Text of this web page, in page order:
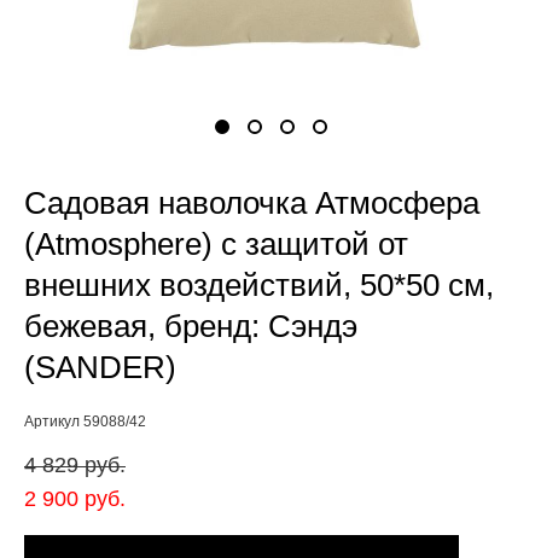
Садовая наволочка Атмосфера
(Atmosphere) с защитой от
внешних воздействий, 50*50 cм,
бежевая, бренд: Сэндэ
(SANDER)
Артикул 59088/42
4 829 pуб.
2 900 pуб.